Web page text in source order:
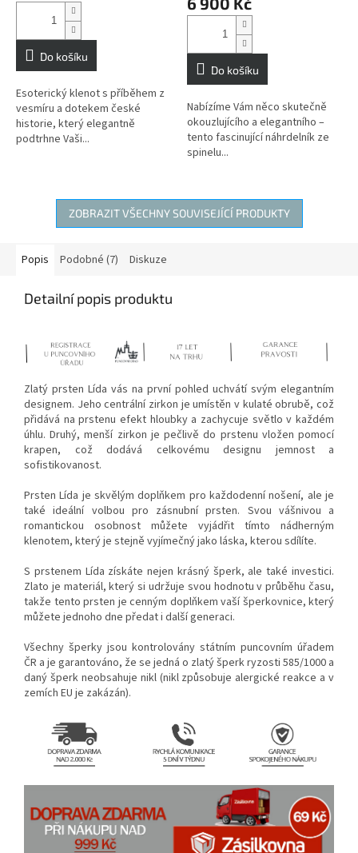
z
hvězdiček.
Do košíku
Esoterický klenot s příběhem z
vesmíru a dotekem české
historie, který elegantně
podtrhne Vaši...
Do košíku
Nabízíme Vám něco skutečně
okouzlujícího a elegantního –
tento fascinující náhrdelník ze
spinelu...
ZOBRAZIT VŠECHNY SOUVISEJÍCÍ PRODUKTY
Popis Podobné (7) Diskuze
Detailní popis produktu
Zlatý prsten Lída vás na první pohled uchvátí svým elegantním
designem. Jeho centrální zirkon je umístěn v kulaté obrubě, což
přidává na prstenu efekt hloubky a zachycuje světlo v každém
úhlu. Druhý, menší zirkon je pečlivě do prstenu vložen pomocí
krapen, což dodává celkovému designu jemnost a
sofistikovanost.
Prsten Lída je skvělým doplňkem pro každodenní nošení, ale je
také ideální volbou pro zásnubní prsten. Svou vášnivou a
romantickou osobnost můžete vyjádřit tímto nádherným
klenotem, který je stejně vyjímečný jako láska, kterou sdílíte.
S prstenem Lída získáte nejen krásný šperk, ale také investici.
Zlato je materiál, který si udržuje svou hodnotu v průběhu času,
takže tento prsten je cenným doplňkem vaší šperkovnice, který
můžete jednoho dne předat i další generaci.
Všechny šperky jsou kontrolovány státním puncovním úřadem
ČR a je garantováno, že se jedná o zlatý šperk ryzosti 585/1000 a
daný šperk neobsahuje nikl (nikl způsobuje alergické reakce a v
zemích EU je zakázán).